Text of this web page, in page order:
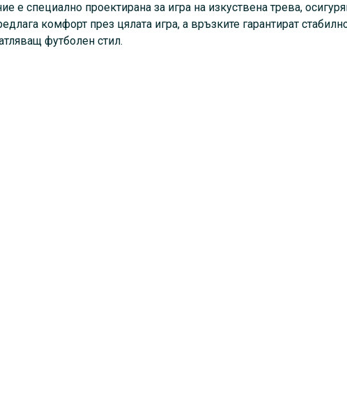
е специално проектирана за игра на изкуствена трева,
комфорт през цялата игра, а връзките гарантират
футболен стил.